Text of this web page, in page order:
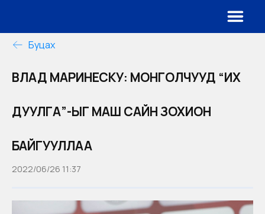
Буцах
ВЛАД МАРИНЕСКУ: МОНГОЛЧУУД “ИХ
ДУУЛГА”-ЫГ МАШ САЙН ЗОХИОН
БАЙГУУЛЛАА
2022/06/26 11:37